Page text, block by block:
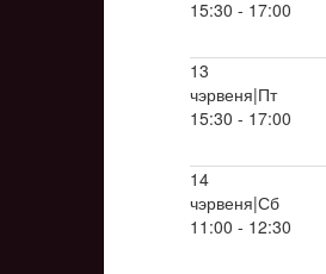
15:30 - 17:00
13
чэрвеня|Пт
15:30 - 17:00
14
чэрвеня|Сб
11:00 - 12:30